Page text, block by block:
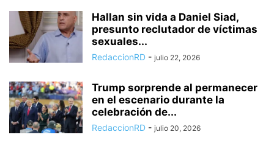
Hallan sin vida a Daniel Siad,
presunto reclutador de víctimas
sexuales...
RedaccionRD - julio 22, 2026
Trump sorprende al permanecer
en el escenario durante la
celebración de...
RedaccionRD - julio 20, 2026